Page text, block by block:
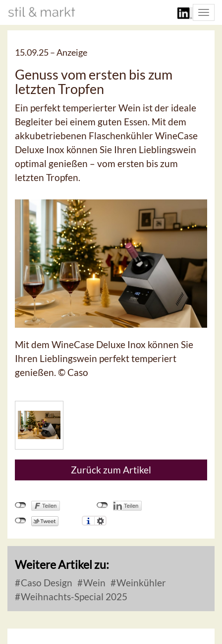
15.09.25 –Anzeige
Genuss vom ersten bis zum
letzten Tropfen
Ein perfekt temperierter Wein ist der ideale
Begleiter bei einem guten Essen. Mit dem
akkubetriebenen Flaschenkühler WineCase
Deluxe Inox können Sie Ihren Lieblingswein
optimal genießen – vom ersten bis zum
letzten Tropfen.
Mit dem WineCase Deluxe Inox können Sie
Ihren Lieblingswein perfekt temperiert
genießen. © Caso
Zurück zum Artikel
Weitere Artikel zu:
Caso Design Wein
Weinkühler
Weihnachts-Special 2025